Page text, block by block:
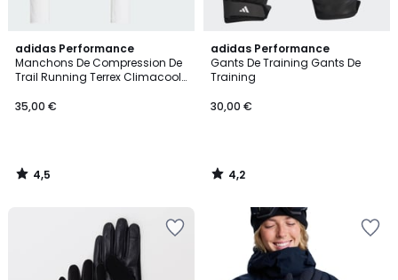
adidas Performance
Manchons De Compression De
Trail Running Terrex Climacool
Trail Running Terrex Climacool
35,00 €
4,5
/ 5
4,5
/
adidas Performance
Gants De Training Gants De
Training
30,00 €
4,2
/ 5
4,2
/